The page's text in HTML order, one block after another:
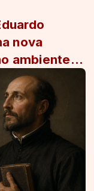
nova
ambiente